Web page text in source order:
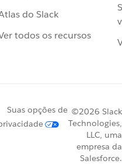
do Slack
todos os recursos
Suas opções de ©2026 Slack
Technologies,
LLC, uma
empresa da
Salesforce.